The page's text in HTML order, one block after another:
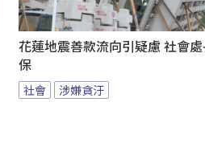
花蓮地震善款流向引疑慮 社會
保
社會 涉嫌貪汙